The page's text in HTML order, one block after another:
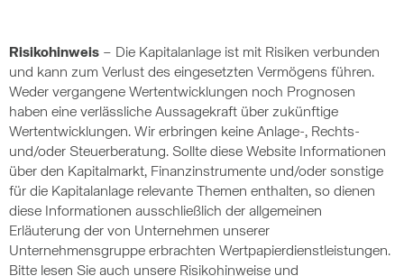
Risikohinweis – Die Kapitalanlage ist mit Risiken verbunden
und kann zum Verlust des eingesetzten Vermögens führen.
Weder vergangene Wertentwicklungen noch Prognosen
haben eine verlässliche Aussagekraft über zukünftige
Wertentwicklungen. Wir erbringen keine Anlage-, Rechts-
und/oder Steuerberatung. Sollte diese Website Informationen
über den Kapitalmarkt, Finanzinstrumente und/oder sonstige
für die Kapitalanlage relevante Themen enthalten, so dienen
diese Informationen ausschließlich der allgemeinen
Erläuterung der von Unternehmen unserer
Unternehmensgruppe erbrachten Wertpapierdienstleistungen.
Bitte lesen Sie auch unsere Risikohinweise und